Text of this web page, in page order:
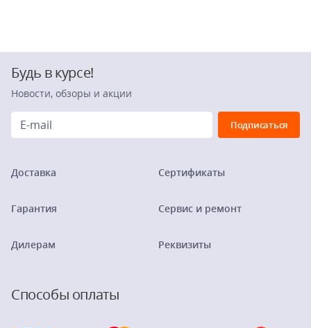
Будь в курсе!
Новости, обзоры и акции
Доставка
Гарантия
Дилерам
Сертификаты
Сервис и ремонт
Реквизиты
Способы оплаты